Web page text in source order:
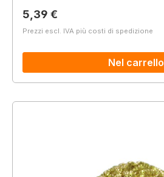
Prezzo normale:
5,39 €
Prezzi escl. IVA più costi di spedizione
Nel carrello